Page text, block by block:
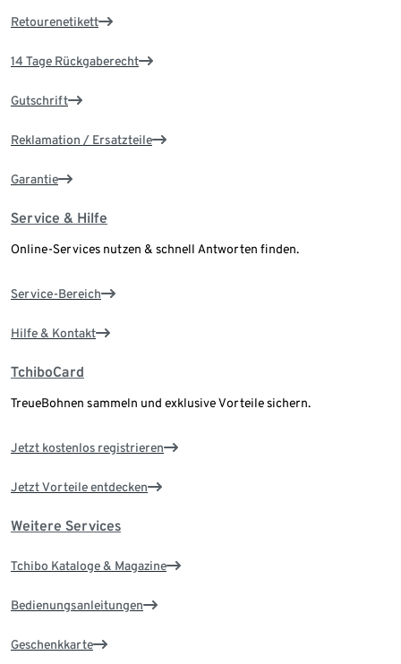
Retourenetikett
14 Tage Rückgaberecht
Gutschrift
Reklamation / Ersatzteile
Garantie
Service & Hilfe
Online-Services nutzen & schnell Antworten finden.
Service-Bereich
Hilfe & Kontakt
TchiboCard
TreueBohnen sammeln und exklusive Vorteile sichern.
Jetzt kostenlos registrieren
Jetzt Vorteile entdecken
Weitere Services
Tchibo Kataloge & Magazine
Bedienungsanleitungen
Geschenkkarte